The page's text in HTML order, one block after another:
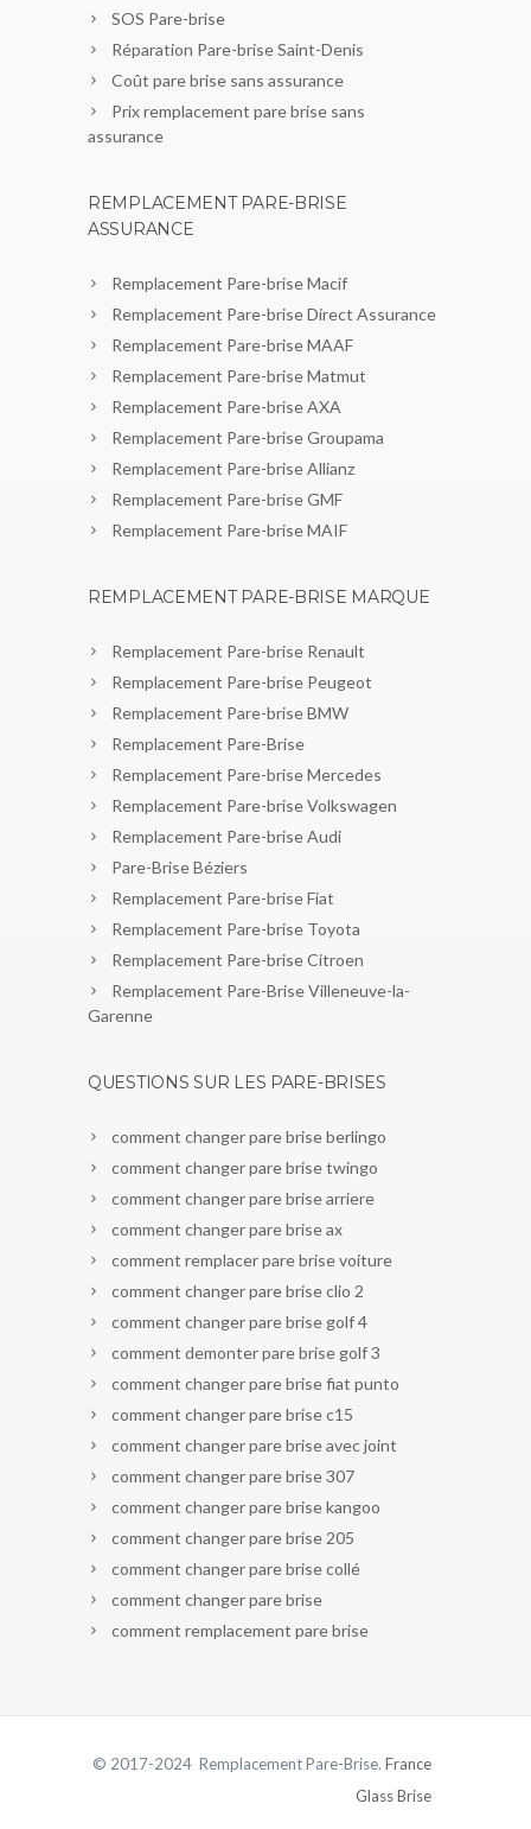
SOS Pare-brise
Réparation Pare-brise Saint-Denis
Coût pare brise sans assurance
Prix remplacement pare brise sans
assurance
REMPLACEMENT PARE-BRISE
ASSURANCE
Remplacement Pare-brise Macif
Remplacement Pare-brise Direct Assurance
Remplacement Pare-brise MAAF
Remplacement Pare-brise Matmut
Remplacement Pare-brise AXA
Remplacement Pare-brise Groupama
Remplacement Pare-brise Allianz
Remplacement Pare-brise GMF
Remplacement Pare-brise MAIF
REMPLACEMENT PARE-BRISE MARQUE
Remplacement Pare-brise Renault
Remplacement Pare-brise Peugeot
Remplacement Pare-brise BMW
Remplacement Pare-Brise
Remplacement Pare-brise Mercedes
Remplacement Pare-brise Volkswagen
Remplacement Pare-brise Audi
Pare-Brise Béziers
Remplacement Pare-brise Fiat
Remplacement Pare-brise Toyota
Remplacement Pare-brise Citroen
Remplacement Pare-Brise Villeneuve-la-
Garenne
QUESTIONS SUR LES PARE-BRISES
comment changer pare brise berlingo
comment changer pare brise twingo
comment changer pare brise arriere
comment changer pare brise ax
comment remplacer pare brise voiture
comment changer pare brise clio 2
comment changer pare brise golf 4
comment demonter pare brise golf 3
comment changer pare brise fiat punto
comment changer pare brise c15
comment changer pare brise avec joint
comment changer pare brise 307
comment changer pare brise kangoo
comment changer pare brise 205
comment changer pare brise collé
comment changer pare brise
comment remplacement pare brise
© 2017-2024 Remplacement Pare-Brise. France
Glass Brise